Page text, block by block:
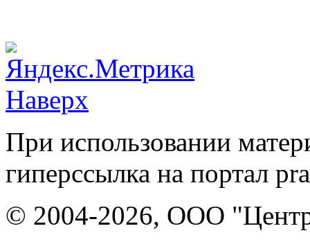
Наверх
При использовании
гиперссылка на портал
© 2004-2026, ООО "Центр